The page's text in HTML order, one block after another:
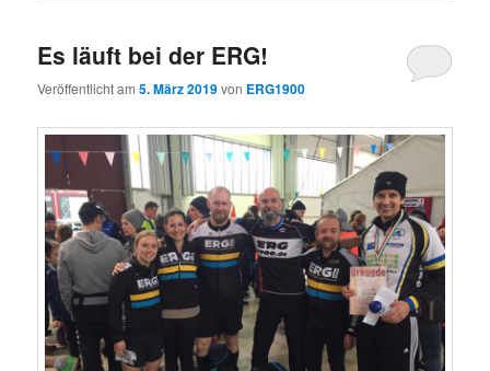
Es läuft bei der ERG!
Veröffentlicht am5. März 2019von ERG1900